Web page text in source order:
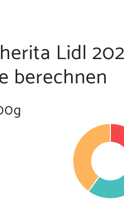
Lidl
berechnen